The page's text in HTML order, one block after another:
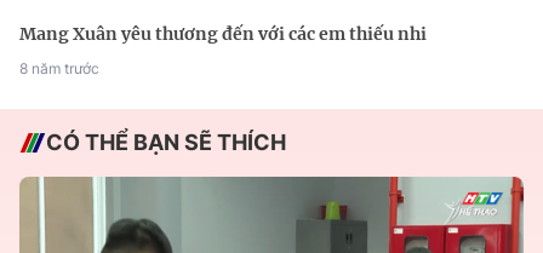
Mang Xuân yêu thương đến với các em thiếu nhi
8 năm trước
CÓ THỂ BẠN SẼ THÍCH